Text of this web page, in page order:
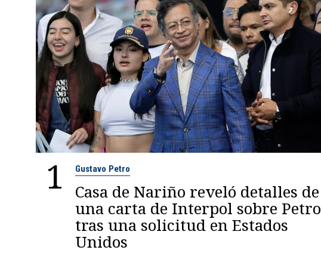
1 Gustavo Petro
Casa de Nariño reveló detalles de
una carta de Interpol sobre Petro
tras una solicitud en Estados
Unidos